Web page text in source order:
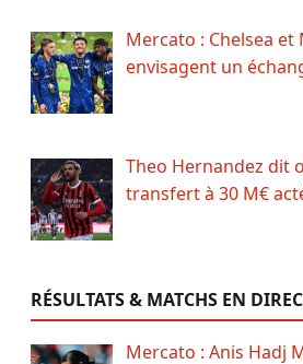
Mercato : Chelsea
envisagent un
Theo Hernandez dit
transfert à 30 M€
RÉSULTATS & MATCHS EN
Mercato : Anis Hadj